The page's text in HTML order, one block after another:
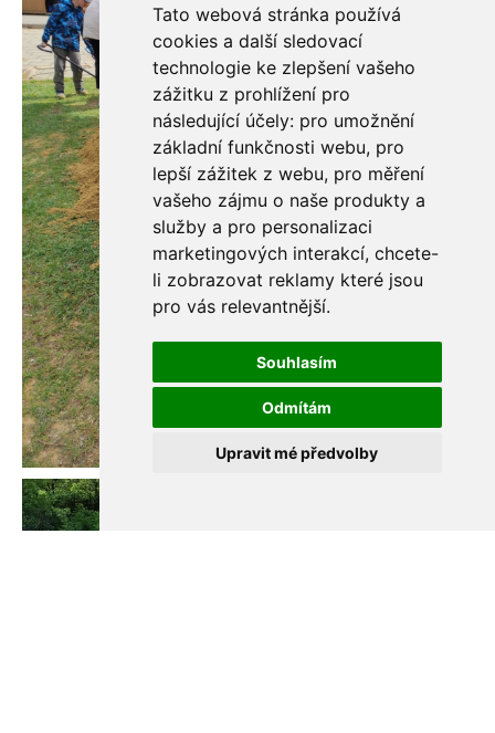
Tato webová stránka používá
cookies a další sledovací
technologie ke zlepšení vašeho
zážitku z prohlížení pro
následující účely: pro umožnění
základní funkčnosti webu, pro
lepší zážitek z webu, pro měření
vašeho zájmu o naše produkty a
služby a pro personalizaci
marketingových interakcí, chcete-
li zobrazovat reklamy které jsou
pro vás relevantnější.
Souhlasím
Odmítám
Upravit mé předvolby